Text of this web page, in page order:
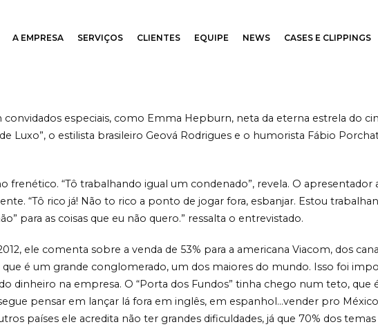
relacionamento
A EMPRESA SERVIÇOS CLIENTES EQUIPE NEWS CASES E CLIPPINGS
especiais, como Emma Hepburn, neta da eterna estrela do
Luxo”, o estilista brasileiro Geová Rodrigues e o humorista Fábio
“Tô trabalhando igual um condenado”, revela. O apresentador
“Tô rico já! Não to rico a ponto de jogar fora, esbanjar. Estou
para as coisas que eu não quero.” ressalta o entrevistado.
ele comenta sobre a venda de 53% para a americana Viacom, dos
que é um grande conglomerado, um dos maiores do mundo. Isso foi
dinheiro na empresa. O “Porta dos Fundos” tinha chego num teto, que
pensar em lançar lá fora em inglês, em espanhol…vender pro
países ele acredita não ter grandes dificuldades, já que 70% dos